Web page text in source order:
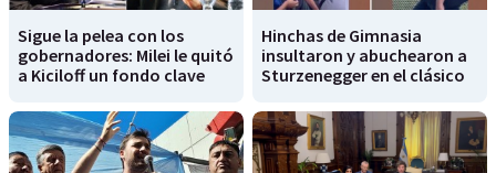
Sigue la pelea con los
gobernadores: Milei le quitó
a Kiciloff un fondo clave
Hinchas de Gimnasia
insultaron y abuchearon a
Sturzenegger en el clásico